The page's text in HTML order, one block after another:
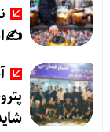
✍️